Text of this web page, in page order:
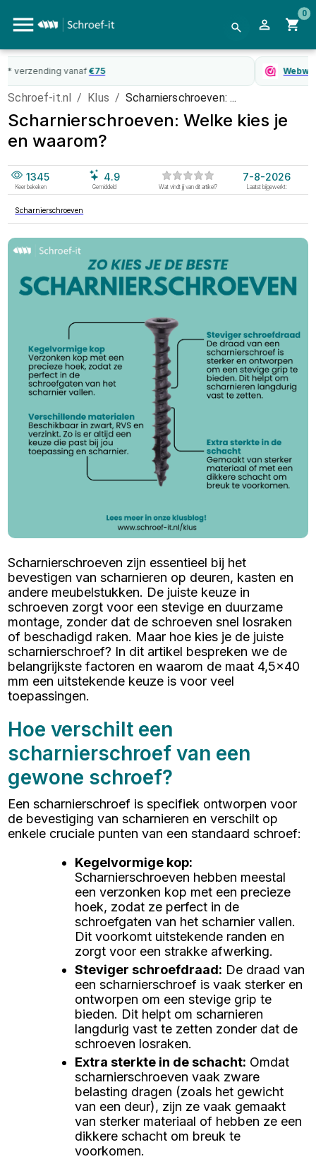
0
WebwinkelKeur
Schroef-it.nl / Klus / Scharnierschroeven: ...
Scharnierschroeven: Welke kies je
en waarom?
1345
Keer bekeken
4.9
Gemiddeld Wat vindt jij van dit artikel?
7-8-2026
Laatst bijgewerkt:
Scharnierschroeven
Scharnierschroeven zijn essentieel bij het
bevestigen van scharnieren op deuren, kasten en
andere meubelstukken. De juiste keuze in
schroeven zorgt voor een stevige en duurzame
montage, zonder dat de schroeven snel losraken
of beschadigd raken. Maar hoe kies je de juiste
scharnierschroef? In dit artikel bespreken we de
belangrijkste factoren en waarom de maat 4,5x40
mm een uitstekende keuze is voor veel
toepassingen.
Hoe verschilt een
scharnierschroef van een
gewone schroef?
Een scharnierschroef is specifiek ontworpen voor
de bevestiging van scharnieren en verschilt op
enkele cruciale punten van een standaard schroef:
Kegelvormige kop:
Scharnierschroeven hebben meestal
een verzonken kop met een precieze
hoek, zodat ze perfect in de
schroefgaten van het scharnier vallen.
Dit voorkomt uitstekende randen en
zorgt voor een strakke afwerking.
Steviger schroefdraad: De draad van
een scharnierschroef is vaak sterker en
ontworpen om een stevige grip te
bieden. Dit helpt om scharnieren
langdurig vast te zetten zonder dat de
schroeven losraken.
Extra sterkte in de schacht: Omdat
scharnierschroeven vaak zware
belasting dragen (zoals het gewicht
van een deur), zijn ze vaak gemaakt
van sterker materiaal of hebben ze een
dikkere schacht om breuk te
voorkomen.